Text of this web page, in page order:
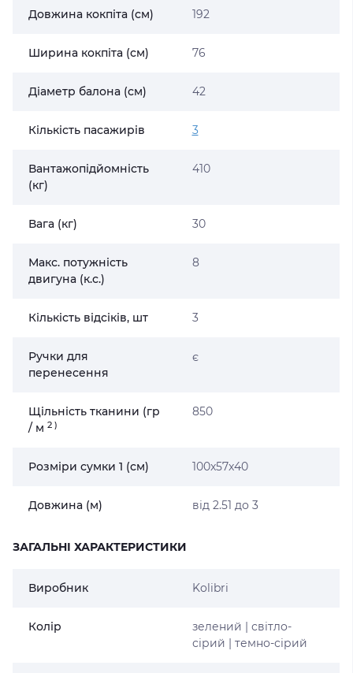
Довжина кокпіта (см) 192
Ширина кокпіта (см) 76
Діаметр балона (см) 42
Кількість пасажирів 3
Вантажопідйомність
(кг)
410
Вага (кг) 30
Макс. потужність
двигуна (к.с.)
8
Кількість відсіків, шт 3
Ручки для
перенесення
є
Щільність тканини (гр
/ м 2 )
850
Розміри сумки 1 (см) 100x57x40
Довжина (м) від 2.51 до 3
ЗАГАЛЬНІ ХАРАКТЕРИСТИКИ
Виробник Kolibri
Колір
зелений | світло-
сірий | темно-сірий